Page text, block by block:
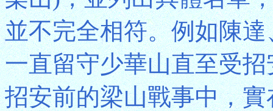
並不完全相符。例如陳
一直留守少華山直至受
招安前的梁山戰事中，